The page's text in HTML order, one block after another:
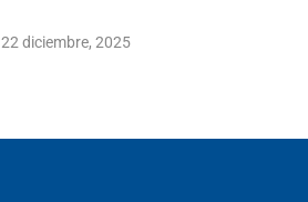
22 diciembre, 2025